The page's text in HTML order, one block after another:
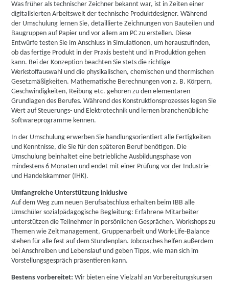
Was früher als technischer Zeichner bekannt war, ist in Zeiten einer
digitalisierten Arbeitswelt der technische Produktdesigner. Während
der Umschulung lernen Sie, detaillierte Zeichnungen von Bauteilen und
Baugruppen auf Papier und vor allem am PC zu erstellen. Diese
Entwürfe testen Sie im Anschluss in Simulationen, um herauszufinden,
ob das fertige Produkt in der Praxis besteht und in Produktion gehen
kann. Bei der Konzeption beachten Sie stets die richtige
Werkstoffauswahl und die physikalischen, chemischen und thermischen
Gesetzmäßigkeiten. Mathematische Berechnungen von z. B. Körpern,
Geschwindigkeiten, Reibung etc. gehören zu den elementaren
Grundlagen des Berufes. Während des Konstruktionsprozesses legen Sie
Wert auf Steuerungs- und Elektrotechnik und lernen branchenübliche
Softwareprogramme kennen.
In der Umschulung erwerben Sie handlungsorientiert alle Fertigkeiten
und Kenntnisse, die Sie für den späteren Beruf benötigen. Die
Umschulung beinhaltet eine betriebliche Ausbildungsphase von
mindestens 6 Monaten und endet mit einer Prüfung vor der Industrie-
und Handelskammer (IHK).
Umfangreiche Unterstützung inklusive
Auf dem Weg zum neuen Berufsabschluss erhalten beim IBB alle
Umschüler sozialpädagogische Begleitung: Erfahrene Mitarbeiter
unterstützen die Teilnehmer in persönlichen Gesprächen. Workshops zu
Themen wie Zeitmanagement, Gruppenarbeit und Work-Life-Balance
stehen für alle fest auf dem Stundenplan. Jobcoaches helfen außerdem
bei Anschreiben und Lebenslauf und geben Tipps, wie man sich im
Vorstellungsgespräch präsentieren kann.
Bestens vorbereitet: Wir bieten eine Vielzahl an Vorbereitungskursen